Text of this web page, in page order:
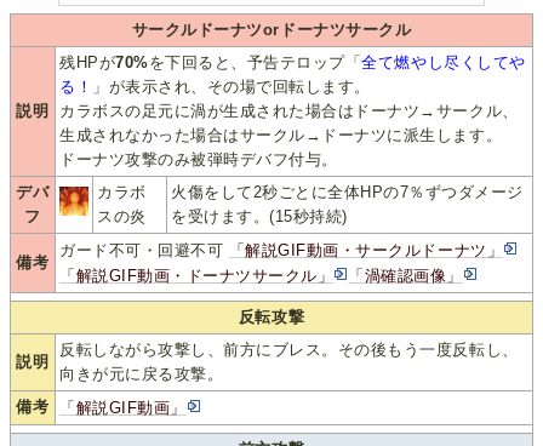
サークルドーナツorドーナツサークル
説明
残HPが70%を下回ると、予告テロップ「全て燃やし尽くしてや
る！ 」が表示され、その場で回転します。
カラボスの足元に渦が生成された場合はドーナツ→サークル、
生成されなかった場合はサークル→ドーナツに派生します。
ドーナツ攻撃のみ被弾時デバフ付与。
デバ
フ
カラボ
スの炎
火傷をして2秒ごとに全体HPの7％ずつダメージ
を受けます。(15秒持続)
備考
ガード不可・回避不可
「解説GIF動画・サークルドーナツ」
「解説GIF動画・ドーナツサークル」
「渦確認画像」
反転攻撃
説明
反転しながら攻撃し、前方にブレス。その後もう一度反転し、
向きが元に戻る攻撃。
備考
「解説GIF動画」